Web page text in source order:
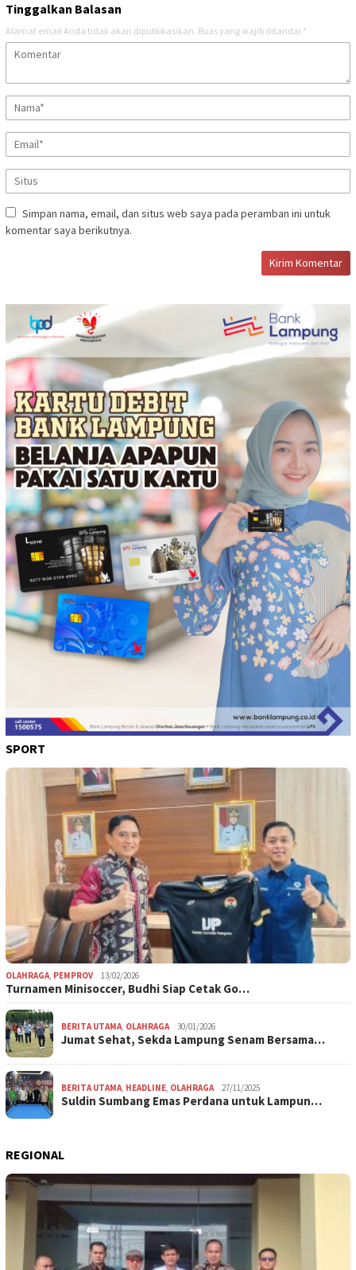
Tinggalkan Balasan
Alamat email Anda tidak akan dipublikasikan. Ruas yang wajib ditandai *
Simpan nama, email, dan situs web saya pada peramban ini untuk
komentar saya berikutnya.
SPORT
OLAHRAGA PEMPROV 13/02/2026
Turnamen Minisoccer, Budhi Siap Cetak Go…
BERITA UTAMA OLAHRAGA 30/01/2026
Jumat Sehat, Sekda Lampung Senam Bersama…
BERITA UTAMA HEADLINE OLAHRAGA 27/11/2025
Suldin Sumbang Emas Perdana untuk Lampun…
REGIONAL